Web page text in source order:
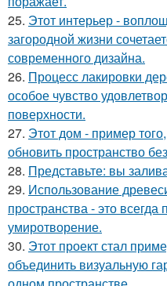
25. Этот интерьер -
загородной жизни
современного дизайна.
26. Процесс лакировки
особое чувство
поверхности.
27. Этот дом - пример
обновить пространство
28. Представьте: вы
29. Использование
пространства - это всегда
умиротворение.
30. Этот проект стал
объединить визуальную